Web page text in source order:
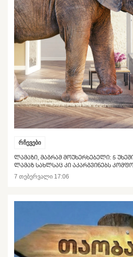
რჩევები
ᲚᲐᲛᲐᲖᲘ, ᲛᲐᲒᲠᲐᲛ ᲛᲝᲣᲮᲔᲠᲮᲔᲑᲔᲚᲘ: 5
ᲚᲐᲛᲐᲖ ᲡᲐᲮᲚᲡᲐᲪ ᲙᲘ ᲐᲙᲐᲠᲒᲕᲘᲜᲔᲑᲡ
7 თებერვალი 17:06